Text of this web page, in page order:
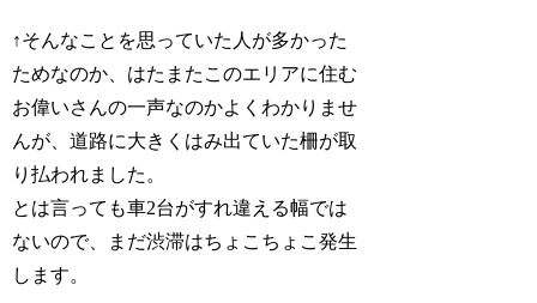
↑そんなことを思っていた人が多かった
ためなのか、はたまたこのエリアに住む
お偉いさんの一声なのかよくわかりませ
んが、道路に大きくはみ出ていた柵が取
り払われました。
とは言っても車2台がすれ違える幅では
ないので、まだ渋滞はちょこちょこ発生
します。